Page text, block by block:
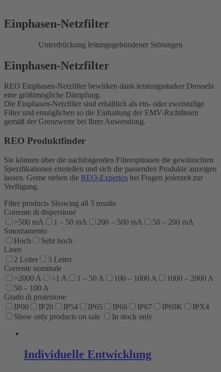
Einphasen-Netzfilter
Unterdrückung leitungsgebundener Störungen
Einphasen-Netzfilter
REO Einphasen-Netzfilter bewirken dank leistungsstarker Drosseln
eine größtmögliche Dämpfung.
Die Einphasen-Netzfilter sind erhältlich als ein- oder zweistufige
Filter und ermöglichen so die Einhaltung der EMV-Richtlinien
gemäß der Grenzwerte bei Ihrer Anwendung.
REO Produktfinder
Sie können über die nachfolgenden Filteroptionen die gewünschten
Spezifikationen einstellen und sich die passenden Produkte anzeigen
lassen. Gerne stehen die REO-Experten bei Fragen jederzeit zur
Verfügung.
Filter products Showing all 3 results
Corrente di dispersione
>500 mA
1 – 50 mA 200 – 500 mA
50 – 200 mA
Smorzamento
Hoch
Sehr hoch
Linee
2 Leiter
3 Leiter
Corrente nominale
>2000 A
<1 A 1 – 50 A 100 – 1000 A
1000 – 2000 A
50 – 100 A
Grado di protezione
IP00
IP20 IP54 IP65 IP66 IP67 IP69K
IPX4
Show only products on sale
In stock only
Individuelle Entwicklung